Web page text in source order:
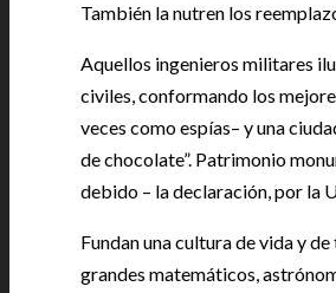
También la nutren los
Aquellos ingenieros militares
civiles, conformando los
veces como espías– y una
de chocolate”. Patrimonio
debido – la declaración, por la
Fundan una cultura de vida y
grandes matemáticos,